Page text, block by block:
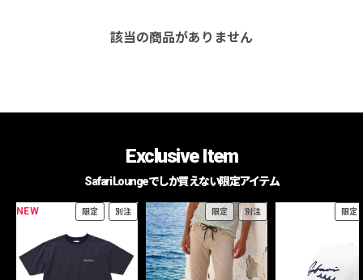
該当の商品がありません
Exclusive Item
Safari Loungeでしか買えない限定アイテム
NEW 限定 別注 限定 別注 限定